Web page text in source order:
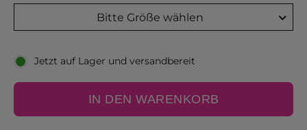
Bitte Größe wählen
Jetzt auf Lager und versandbereit
IN DEN WARENKORB